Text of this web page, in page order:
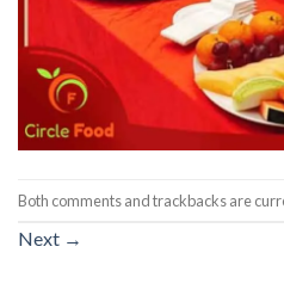
Both comments and trackbacks are
Next →